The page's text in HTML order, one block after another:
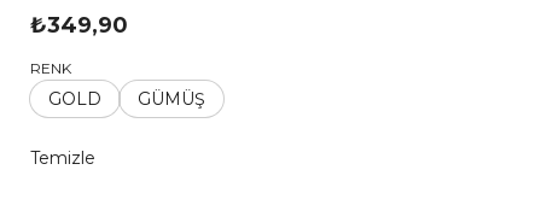
₺349,90
RENK
GOLD GÜMÜŞ
Temizle